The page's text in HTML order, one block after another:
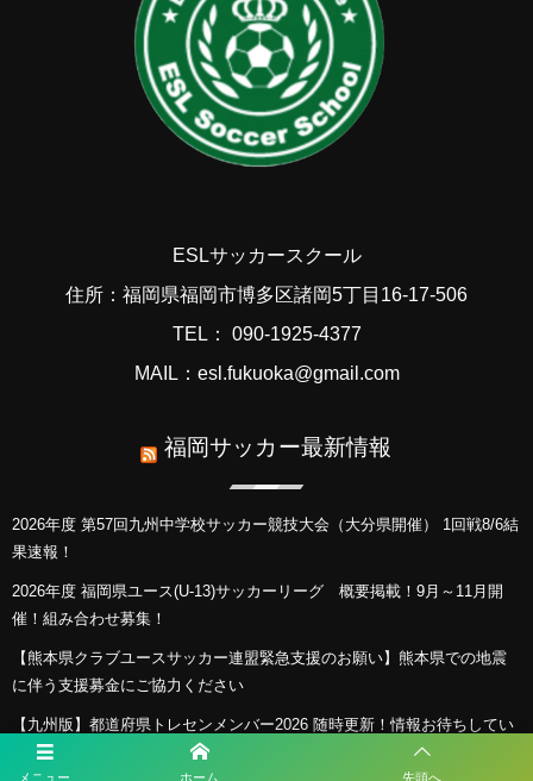
メニュー ホーム 先頭へ
ESLサッカースクール
住所：福岡県福岡市博多区諸岡5丁目16-17-506
TEL： 090-1925-4377
MAIL：esl.fukuoka@gmail.com
福岡サッカー最新情報
2026年度 第57回九州中学校サッカー競技大会（大分県開催） 1回戦8/6結
果速報！
2026年度 福岡県ユース(U-13)サッカーリーグ 概要掲載！9月～11月開
催！組み合わせ募集！
【熊本県クラブユースサッカー連盟緊急支援のお願い】熊本県での地震
に伴う支援募金にご協力ください
【九州版】都道府県トレセンメンバー2026 随時更新！情報お待ちしてい
ます！